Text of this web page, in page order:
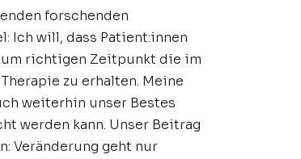
forschenden
Ich will, dass Patient:innen
richtigen Zeitpunkt die im
zu erhalten. Meine
weiterhin unser Bestes
werden kann. Unser Beitrag
Veränderung geht nur